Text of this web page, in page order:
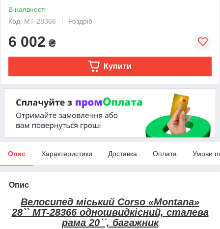
В наявності
Код: MT-28366
Роздріб
6 002 ₴
Купити
Опис Характеристики Доставка Оплата Умови
Опис
Велосипед міський Corso «Montana»
28`` MT-28366 одношвидкісний, сталева
рама 20``, багажник